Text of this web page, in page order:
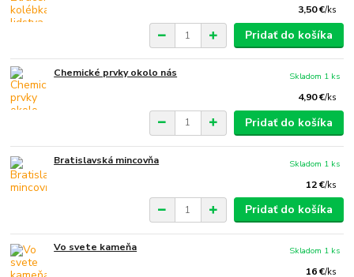
3,50 €/ks
Pridať do košíka
Chemické prvky okolo nás
4,90 €/ks
Skladom 1 ks
Pridať do košíka
Bratislavská mincovňa
12 €/ks
Skladom 1 ks
Pridať do košíka
Vo svete kameňa
16 €/ks
Skladom 1 ks